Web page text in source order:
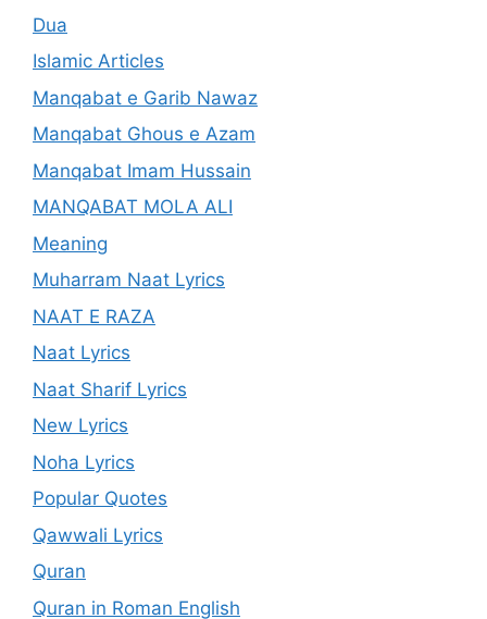
Dua
Islamic Articles
Manqabat e Garib Nawaz
Manqabat Ghous e Azam
Manqabat Imam Hussain
MANQABAT MOLA ALI
Meaning
Muharram Naat Lyrics
NAAT E RAZA
Naat Lyrics
Naat Sharif Lyrics
New Lyrics
Noha Lyrics
Popular Quotes
Qawwali Lyrics
Quran
Quran in Roman English